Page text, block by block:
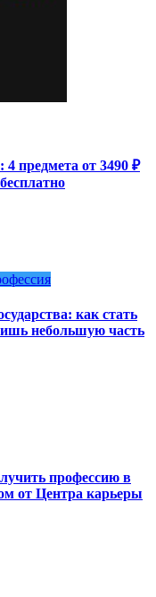
предмета от 3490 ₽
как стать
небольшую часть
профессию в
от Центра карьеры